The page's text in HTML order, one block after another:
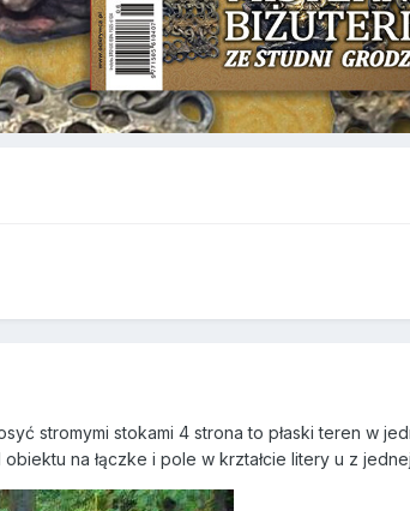
stromymi stokami 4 strona to płaski teren w
na łączke i pole w krztałcie litery u z